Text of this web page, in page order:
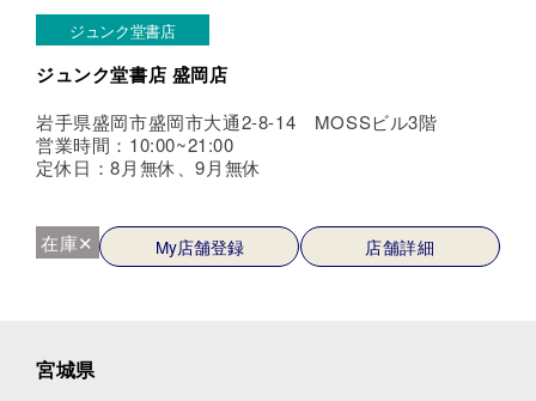
ジュンク堂書店
ジュンク堂書店 盛岡店
岩手県盛岡市盛岡市大通2-8-14 MOSSビル3階
営業時間：10:00~21:00
定休日：8月無休、9月無休
在庫✕ My店舗登録 店舗詳細
宮城県